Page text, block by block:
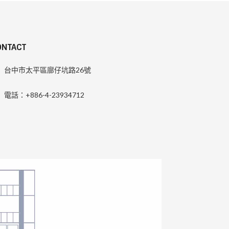
台中市太平區廍仔坑路26號
電話：+886-4-23934712